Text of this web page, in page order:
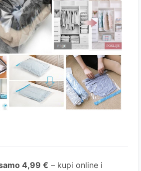
4,99 € – kupi online i